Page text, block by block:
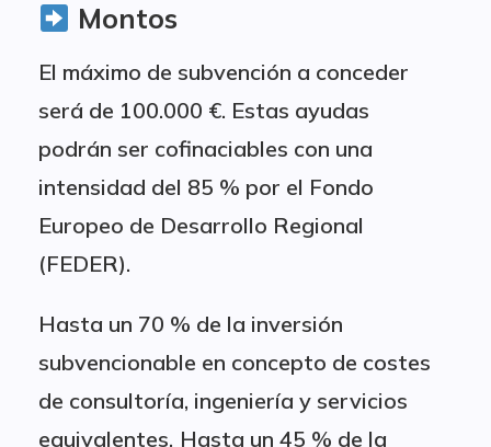
Montos
El máximo de subvención a conceder
será de 100.000 €. Estas ayudas
podrán ser cofinaciables con una
intensidad del 85 % por el Fondo
Europeo de Desarrollo Regional
(FEDER).
Hasta un 70 % de la inversión
subvencionable en concepto de costes
de consultoría, ingeniería y servicios
equivalentes. Hasta un 45 % de la